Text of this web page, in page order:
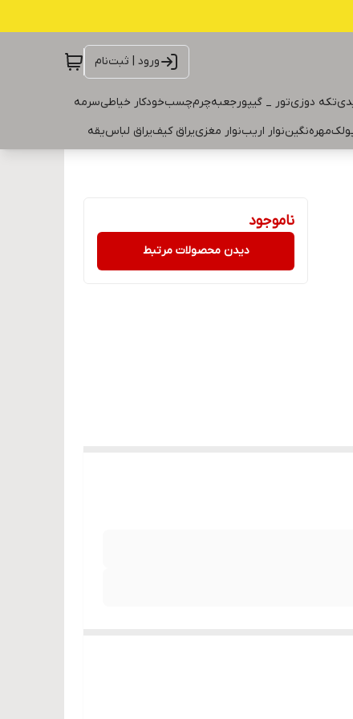
ورود | ثبت‌نام
تکه دوزیتور _ گیپورجعبهچرمچسبخودکار خیاطیسرمه
مهرهنگیننوار اریبنوار مغزییراق کیفیراق لباسیقه
ناموجود
دیدن محصولات مرتبط